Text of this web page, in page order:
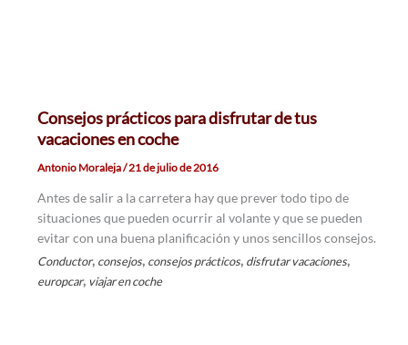
Consejos prácticos para disfrutar de tus
vacaciones en coche
Antonio Moraleja/21 de julio de 2016
Antes de salir a la carretera hay que prever todo tipo de
situaciones que pueden ocurrir al volante y que se pueden
evitar con una buena planificación y unos sencillos consejos.
Conductor, consejos, consejos prácticos, disfrutar vacaciones,
europcar, viajar en coche